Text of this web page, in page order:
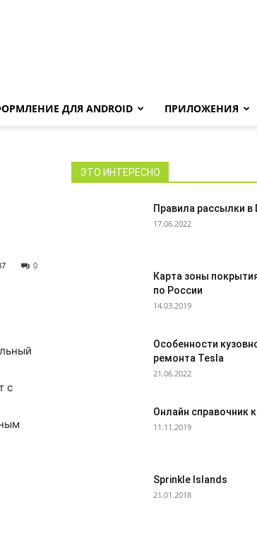
ДЛЯ ANDROID ПРИЛОЖЕНИЯ
0
с
ЭТО ИНТЕРЕСНО
Правила рассылки в
17.06.2022
Карта зоны
по России
14.03.2019
Особенности
ремонта Tesla
21.06.2022
Онлайн справочник
11.11.2019
Sprinkle Islands
21.01.2018